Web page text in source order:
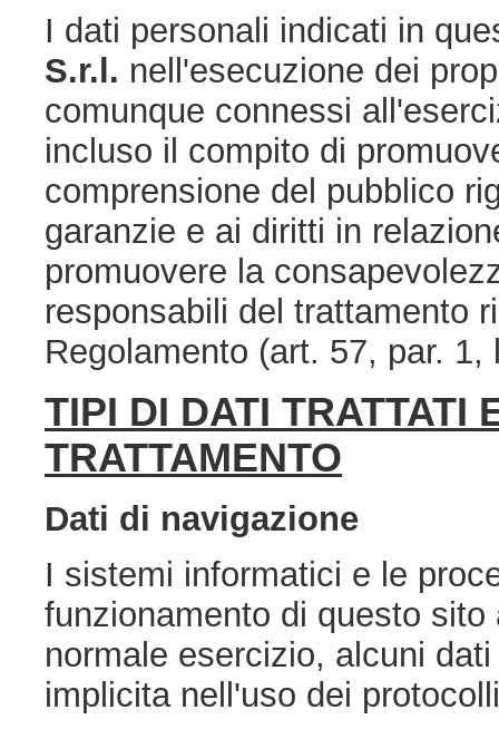
I dati personali indicati in
S.r.l. nell'esecuzione dei
comunque connessi
incluso il compito di
comprensione del pubblico
garanzie e ai diritti in
promuovere la
responsabili del trattamento
Regolamento (art. 57, par.
TIPI DI DATI TRATTATI
TRATTAMENTO
Dati di navigazione
I sistemi informatici e le
funzionamento di questo
normale esercizio, alcuni
implicita nell'uso dei